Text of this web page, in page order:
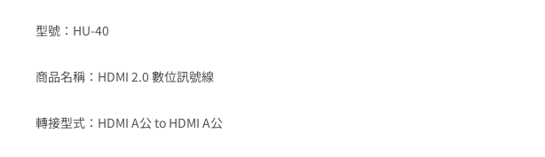
​​​​​​型號：HU-40
商品名稱：HDMI 2.0 數位訊號線
轉接型式：HDMI A公 to HDMI A公